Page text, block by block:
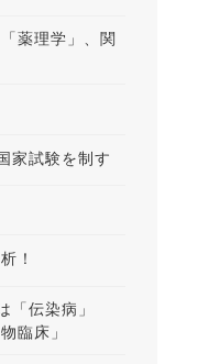
薬理学」、関
家試験を制す
！
「伝染病」
臨床」